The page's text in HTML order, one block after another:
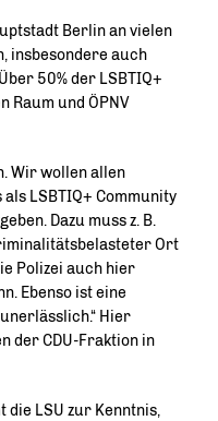
Berlin an vielen
insbesondere auch
50% der LSBTIQ+
und ÖPNV
Wir wollen allen
LSBTIQ+ Community
Dazu muss z. B.
Ort
Polizei auch hier
Ebenso ist eine
Hier
der CDU-Fraktion in
die LSU zur Kenntnis,